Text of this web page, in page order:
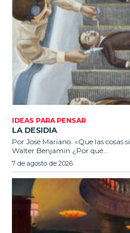
IDEAS PARA PENSAR
LA DESIDIA
Por José Mariano. «Que las cosas
Walter Benjamin ¿Por qué...
7 de agosto de 2026